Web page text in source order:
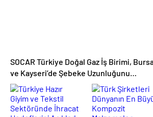
SOCAR Türkiye Doğal Gaz İş Birimi,
ve Kayseri’de Şebeke Uzunluğunu
Artıracak